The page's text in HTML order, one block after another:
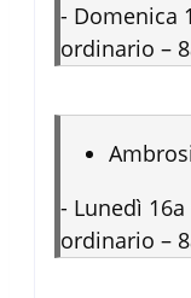
- Domenica
ordinario –
- Lunedì
ordinario –